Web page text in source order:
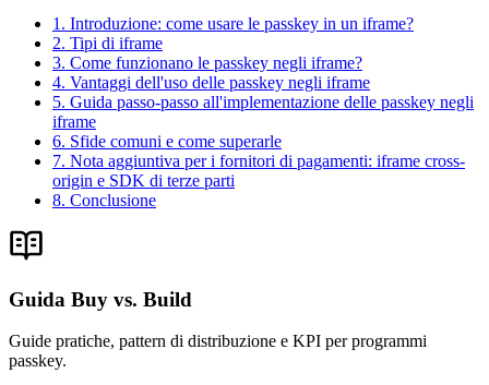
1. Introduzione: come usare le passkey in un iframe?
2. Tipi di iframe
3. Come funzionano le passkey negli iframe?
4. Vantaggi dell'uso delle passkey negli iframe
5. Guida passo-passo all'implementazione delle passkey negli
iframe
6. Sfide comuni e come superarle
7. Nota aggiuntiva per i fornitori di pagamenti: iframe cross-
origin e SDK di terze parti
8. Conclusione
Guida Buy vs. Build
Guide pratiche, pattern di distribuzione e KPI per programmi
passkey.